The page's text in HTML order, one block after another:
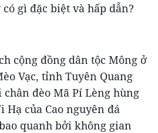
gì đặc biệt và hấp dẫn?
cộng đồng dân tộc Mông ở
Vạc, tỉnh Tuyên Quang
đèo Mã Pí Lèng hùng
Hạ của Cao nguyên đá
quanh bởi không gian